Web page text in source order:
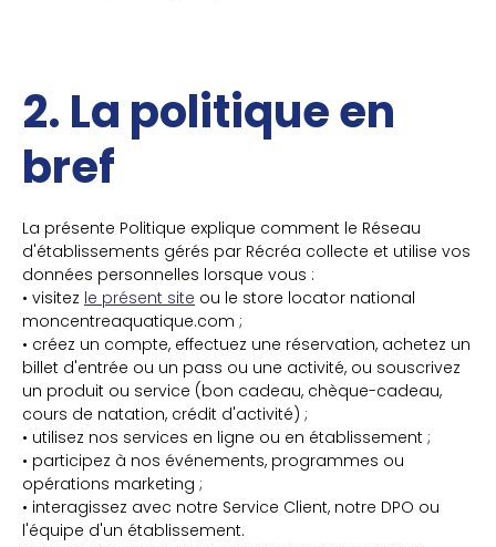
2. La politique en
bref
La présente Politique explique comment le Réseau
d'établissements gérés par Récréa collecte et utilise vos
données personnelles lorsque vous :
• visitez le présent site ou le store locator national
moncentreaquatique.com ;
• créez un compte, effectuez une réservation, achetez un
billet d'entrée ou un pass ou une activité, ou souscrivez
un produit ou service (bon cadeau, chèque-cadeau,
cours de natation, crédit d'activité) ;
• utilisez nos services en ligne ou en établissement ;
• participez à nos événements, programmes ou
opérations marketing ;
• interagissez avec notre Service Client, notre DPO ou
l'équipe d'un établissement.